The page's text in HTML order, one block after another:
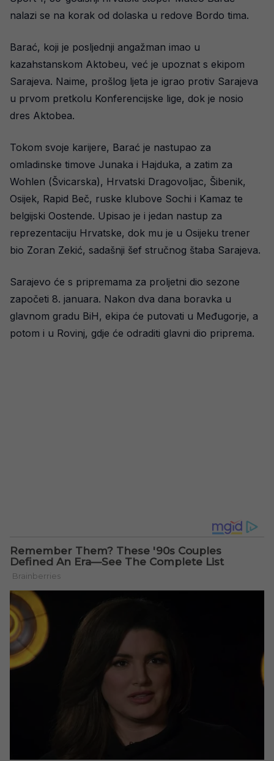
nalazi se na korak od dolaska u redove Bordo tima.
Barać, koji je posljednji angažman imao u
kazahstanskom Aktobeu, već je upoznat s ekipom
Sarajeva. Naime, prošlog ljeta je igrao protiv Sarajeva
u prvom pretkolu Konferencijske lige, dok je nosio
dres Aktobea.
Tokom svoje karijere, Barać je nastupao za
omladinske timove Junaka i Hajduka, a zatim za
Wohlen (Švicarska), Hrvatski Dragovoljac, Šibenik,
Osijek, Rapid Beč, ruske klubove Sochi i Kamaz te
belgijski Oostende. Upisao je i jedan nastup za
reprezentaciju Hrvatske, dok mu je u Osijeku trener
bio Zoran Zekić, sadašnji šef stručnog štaba Sarajeva.
Sarajevo će s pripremama za proljetni dio sezone
započeti 8. januara. Nakon dva dana boravka u
glavnom gradu BiH, ekipa će putovati u Međugorje, a
potom i u Rovinj, gdje će odraditi glavni dio priprema.